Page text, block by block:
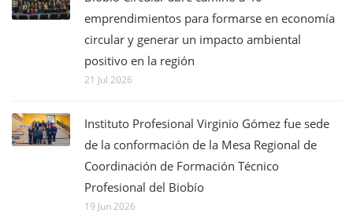
emprendimientos para formarse en economía
circular y generar un impacto ambiental
positivo en la región
21 Jul 2026
Instituto Profesional Virginio Gómez fue sede
de la conformación de la Mesa Regional de
Coordinación de Formación Técnico
Profesional del Biobío
19 Jun 2026